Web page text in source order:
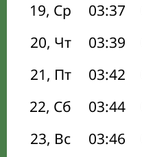
19, Ср
03:37
20, Чт
03:39
21, Пт
03:42
22, Сб
03:44
23, Вс
03:46